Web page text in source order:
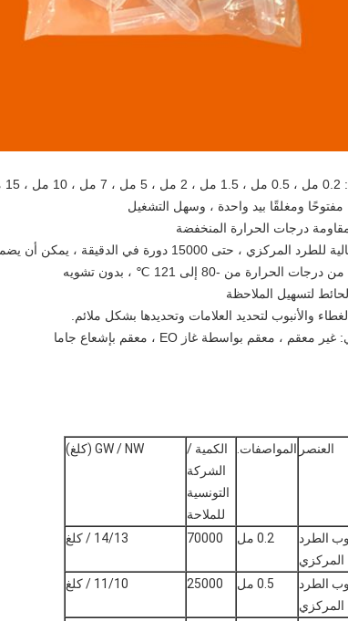
ومغلقًا بيد واحدة ، وسهل التشغيل
دورة في الدقيقة ، يمكن أن يضمن سلامة الموظفين.
من -80 إلى 121 ℃ ، بدون تشويه
لتسهيل الملاحظة
والأنبوب لتحديد العلامات وتحديدها بشكل ملائم.
العنصر المواصفات.
الكمية /
الشركة
التونسية
للملاحة
GW / NW (كلغ)
الطرد
المركزي
0.2 مل 70000 14/13 / كلغ
الطرد
المركزي
0.5 مل 25000 11/10 / كلغ